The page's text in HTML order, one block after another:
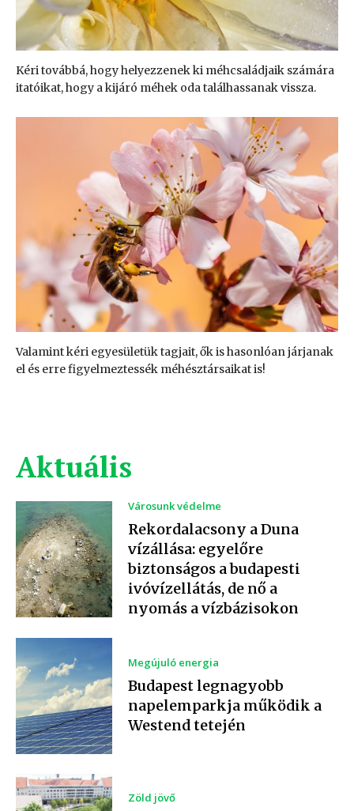
Kéri továbbá, hogy helyezzenek ki méhcsaládjaik számára
itatóikat, hogy a kijáró méhek oda találhassanak vissza.
Valamint kéri egyesületük tagjait, ők is hasonlóan járjanak
el és erre figyelmeztessék méhésztársaikat is!
Aktuális
Városunk védelme
Rekordalacsony a Duna
vízállása: egyelőre
biztonságos a budapesti
ivóvízellátás, de nő a
nyomás a vízbázisokon
Megújuló energia
Budapest legnagyobb
napelemparkja működik a
Westend tetején
Zöld jövő